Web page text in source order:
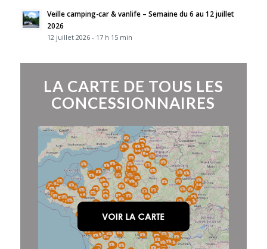
Veille camping-car & vanlife – Semaine du 6 au 12 juillet
2026
12 juillet 2026 - 17 h 15 min
LA CARTE DE TOUS LES
CONCESSIONNAIRES